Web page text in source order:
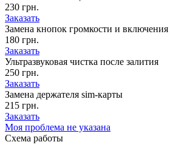
230 грн.
Заказать
Замена кнопок громкости и включения
180 грн.
Заказать
Ультразвуковая чистка после залития
250 грн.
Заказать
Замена держателя sim-карты
215 грн.
Заказать
Моя проблема не указана
Схема работы